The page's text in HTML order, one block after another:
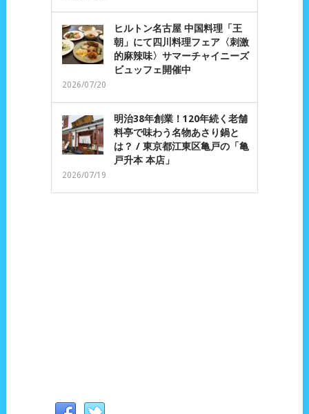
ヒルトン名古屋 中国料理「王
朝」にて四川料理フェア〈刺激
的麻辣味〉サマーチャイニーズ
ビュッフェ開催中
2026/07/20
明治38年創業！120年続く老舗
料亭で味わう名物あさり鍋と
は？ / 東京都江東区亀戸の「亀
戸升本 本店」
2026/07/19